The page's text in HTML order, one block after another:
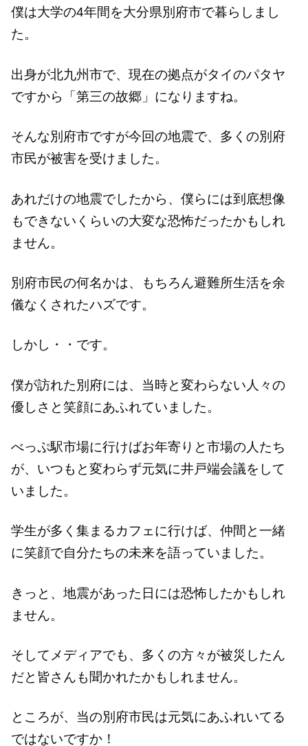
僕は大学の4年間を大分県別府市で暮らしまし
た。
出身が北九州市で、現在の拠点がタイのパタヤ
ですから「第三の故郷」になりますね。
そんな別府市ですが今回の地震で、多くの別府
市民が被害を受けました。
あれだけの地震でしたから、僕らには到底想像
もできないくらいの大変な恐怖だったかもしれ
ません。
別府市民の何名かは、もちろん避難所生活を余
儀なくされたハズです。
しかし・・です。
僕が訪れた別府には、当時と変わらない人々の
優しさと笑顔にあふれていました。
べっぷ駅市場に行けばお年寄りと市場の人たち
が、いつもと変わらず元気に井戸端会議をして
いました。
学生が多く集まるカフェに行けば、仲間と一緒
に笑顔で自分たちの未来を語っていました。
きっと、地震があった日には恐怖したかもしれ
ません。
そしてメディアでも、多くの方々が被災したん
だと皆さんも聞かれたかもしれません。
ところが、当の別府市民は元気にあふれいてる
ではないですか！